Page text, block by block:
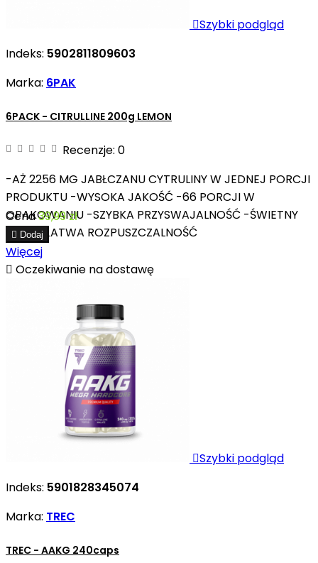
Szybki podgląd
Indeks: 5902811809603
Marka: 6PAK
6PACK - CITRULLINE 200g LEMON
Recenzje: 0
-AŻ 2256 MG JABŁCZANU CYTRULINY W JEDNEJ PORCJI
PRODUKTU -WYSOKA JAKOŚĆ -66 PORCJI W
OPAKOWANIU -SZYBKA PRZYSWAJALNOŚĆ -ŚWIETNY
SMAK I ŁATWA ROZPUSZCZALNOŚĆ
Cena39,99 zł
 Dodaj
Więcej
 Oczekiwanie na dostawę
Szybki podgląd
Indeks: 5901828345074
Marka: TREC
TREC - AAKG 240caps